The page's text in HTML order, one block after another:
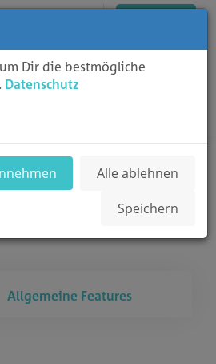
Shared
Allgemeine Features
Dir die bestmögliche
Datenschutz
Alle ablehnen
Speichern